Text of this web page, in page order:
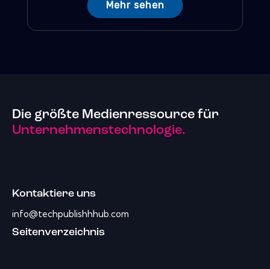
Mehr sehen
Die größte Medienressource für
Unternehmenstechnologie.
Kontaktiere uns
info@techpublishhhub.com
Seitenverzeichnis